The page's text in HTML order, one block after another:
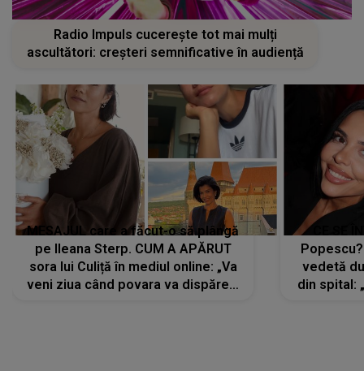
Radio Impuls cucerește tot mai mulți
ascultători: creșteri semnificative în audiență
MESAJUL care a făcut-o să plângă
pe Ileana Sterp. CUM A APĂRUT
sora lui Culiță în mediul online: „Va
veni ziua când povara va dispărea,
vedetă
din spital: